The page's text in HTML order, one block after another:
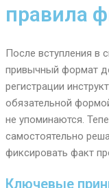
правила
После вступления в
привычный формат
регистрации
обязательной
не упоминаются.
самостоятельно
фиксировать факт
Ключевые